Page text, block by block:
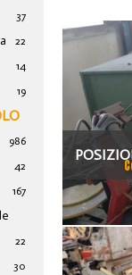
37
22
14
19
986
42
167
22
30